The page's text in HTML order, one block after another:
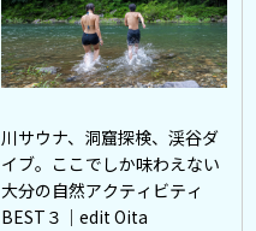
川サウナ、洞窟探検、渓谷ダ
イブ。ここでしか味わえない
大分の自然アクティビティ
BEST３｜edit Oita